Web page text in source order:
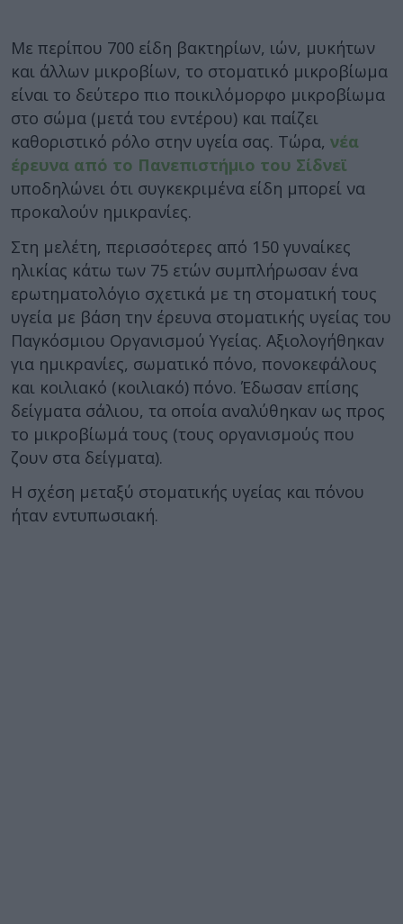
Με περίπου 700 είδη βακτηρίων, ιών, μυκήτων
και άλλων μικροβίων, το στοματικό μικροβίωμα
είναι το δεύτερο πιο ποικιλόμορφο μικροβίωμα
στο σώμα (μετά του εντέρου) και παίζει
καθοριστικό ρόλο στην υγεία σας. Τώρα, νέα
έρευνα από το Πανεπιστήμιο του Σίδνεϊ
υποδηλώνει ότι συγκεκριμένα είδη μπορεί να
προκαλούν ημικρανίες.
Στη μελέτη, περισσότερες από 150 γυναίκες
ηλικίας κάτω των 75 ετών συμπλήρωσαν ένα
ερωτηματολόγιο σχετικά με τη στοματική τους
υγεία με βάση την έρευνα στοματικής υγείας του
Παγκόσμιου Οργανισμού Υγείας. Αξιολογήθηκαν
για ημικρανίες, σωματικό πόνο, πονοκεφάλους
και κοιλιακό (κοιλιακό) πόνο. Έδωσαν επίσης
δείγματα σάλιου, τα οποία αναλύθηκαν ως προς
το μικροβίωμά τους (τους οργανισμούς που
ζουν στα δείγματα).
Η σχέση μεταξύ στοματικής υγείας και πόνου
ήταν εντυπωσιακή.